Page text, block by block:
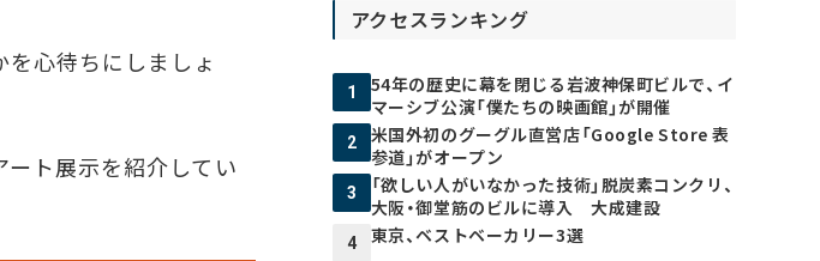
心待ちにしましょ
ート展示を紹介してい
アクセスランキング
1
54年の歴史に幕を閉じる岩波神保町ビルで、イ
マーシブ公演「僕たちの映画館」が開催
2
米国外初のグーグル直営店「Google Store 表
参道」がオープン
3
「欲しい人がいなかった技術」脱炭素コンクリ、
大阪・御堂筋のビルに導入 大成建設
4 東京、ベストベーカリー3選